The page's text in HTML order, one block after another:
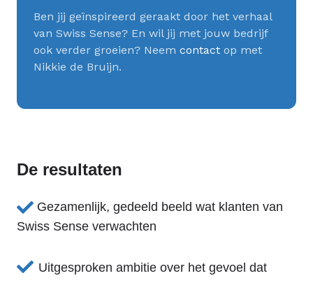
Ben jij geïnspireerd geraakt door het verhaal
van Swiss Sense? En wil jij met jouw bedrijf
ook verder groeien? Neem contact op met
Nikkie de Bruijn.
De resultaten
Gezamenlijk, gedeeld beeld wat klanten van
Swiss Sense verwachten
Uitgesproken ambitie over het gevoel dat